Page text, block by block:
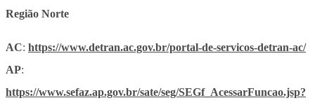
Região Norte
AC: https://www.detran.ac.gov.br/portal-de-servicos-detran-ac/
AP:
https://www.sefaz.ap.gov.br/sate/seg/SEGf_AcessarFuncao.jsp?